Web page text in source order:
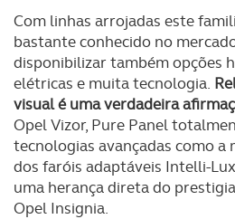
Com linhas arrojadas este
bastante conhecido no
disponibilizar também opções
elétricas e muita tecnologia.
visual é uma verdadeira
Opel Vizor, Pure Panel
tecnologias avançadas como a
dos faróis adaptáveis Intelli-
uma herança direta do
Opel Insignia.